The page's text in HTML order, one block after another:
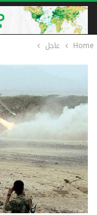
Home عاجل